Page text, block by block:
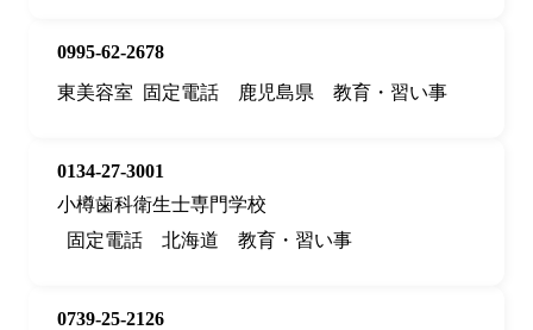
0995-62-2678
東美容室
固定電話 鹿児島県 教育・習い事
0134-27-3001
小樽歯科衛生士専門学校
固定電話
北海道 教育・習い事
0739-25-2126